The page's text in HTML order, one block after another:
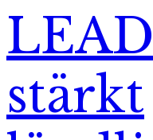
stärkt